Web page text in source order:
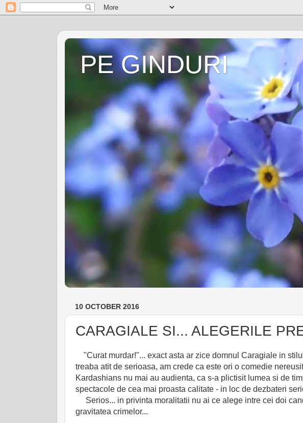
PE GINDURI
10 OCTOBER 2016
CARAGIALE SI... ALEGERILE
"Curat murdar!"... exact asta ar zice domnul Caragiale in
treaba atit de serioasa, am crede ca este ori o comedie
Kardashians nu mai au audienta, ca s-a plictisit lumea si de
spectacole de cea mai proasta calitate - in loc de dezbateri
Serios... in privinta moralitatii nu ai ce alege intre cei doi
gravitatea crimelor...